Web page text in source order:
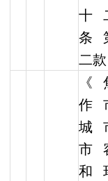
十
条
二款
《
作
城
市
和